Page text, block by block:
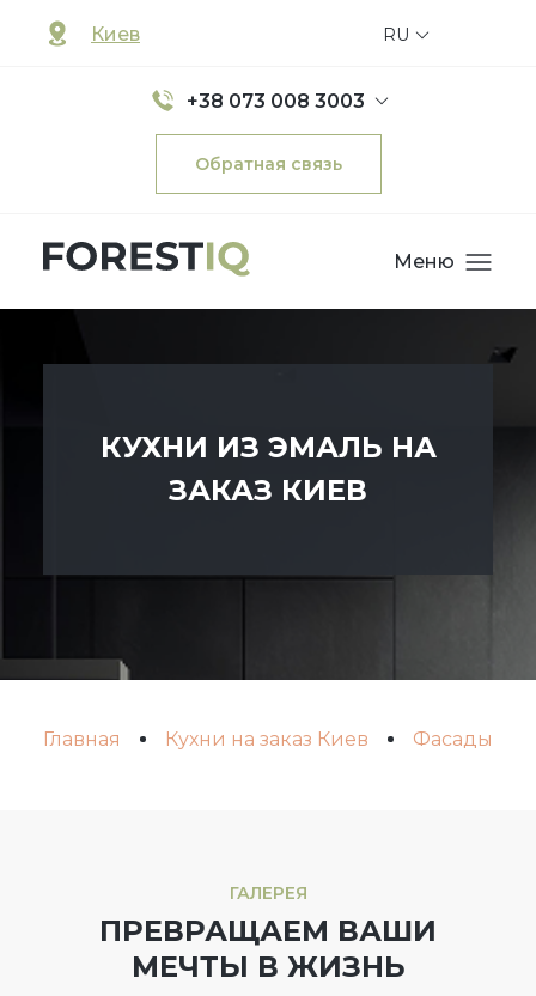
Киев
+38 073 008 3003
Обратная связь
RU
Меню
КУХНИ ИЗ ЭМАЛЬ НА
ЗАКАЗ КИЕВ
Главная Кухни на заказ Киев Фасады
ГАЛЕРЕЯ
ПРЕВРАЩАЕМ ВАШИ
МЕЧТЫ В ЖИЗНЬ